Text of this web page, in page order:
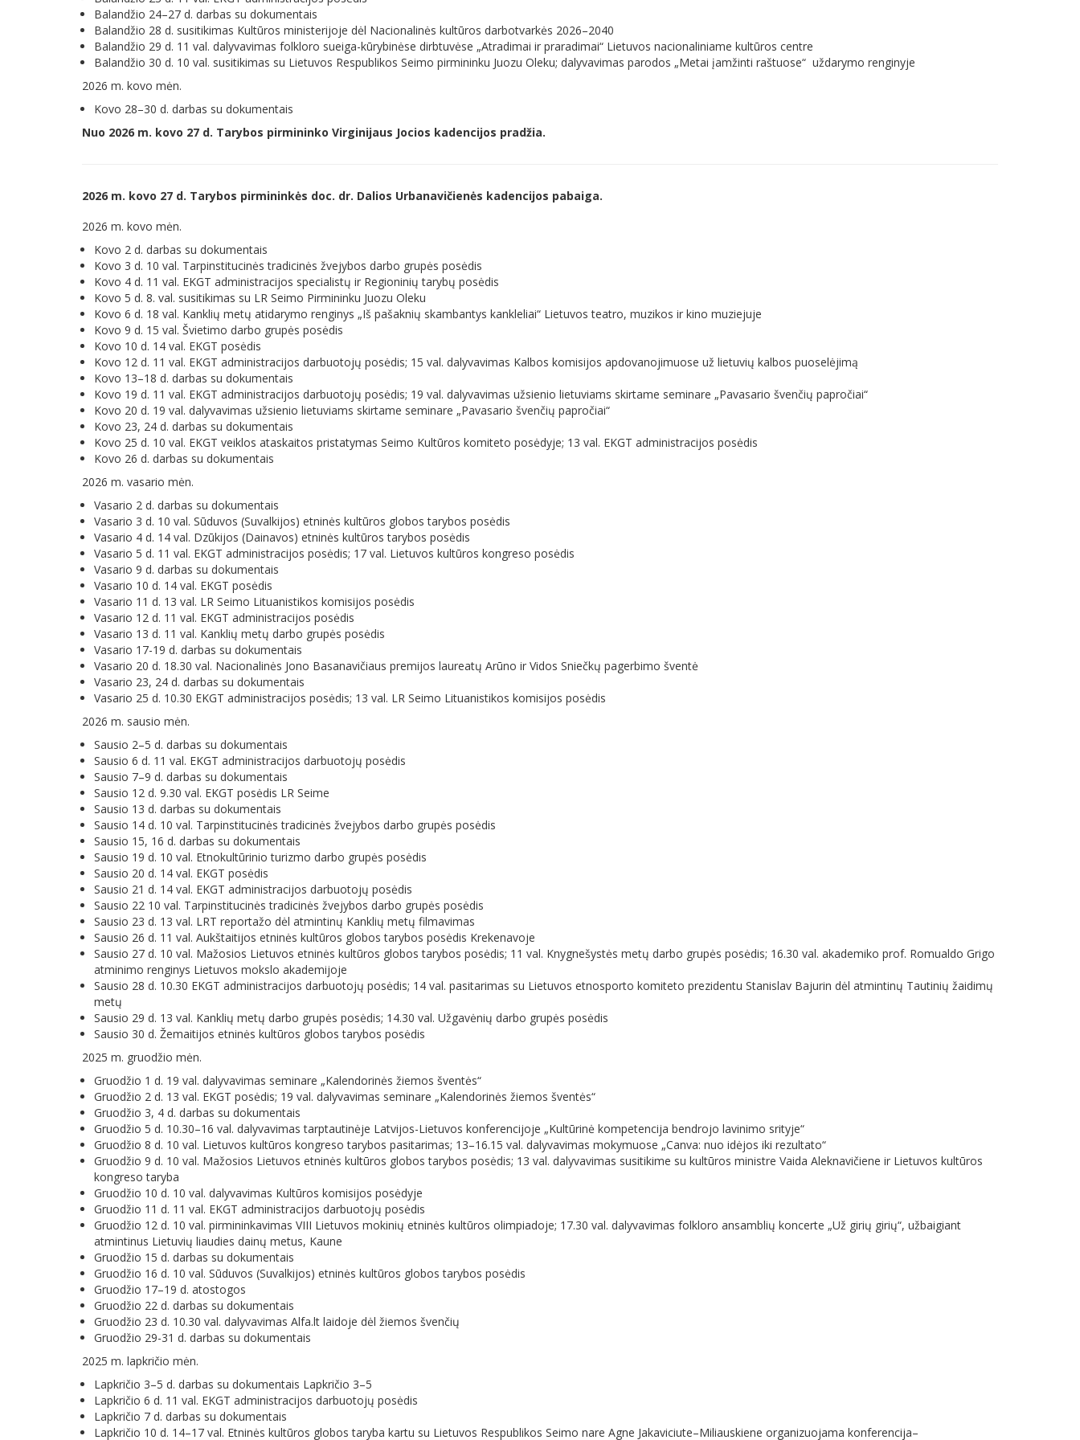
Balandžio 24–27 d. darbas su dokumentais
Balandžio 28 d. susitikimas Kultūros ministerijoje dėl Nacionalinės kultūros darbotvarkės 2026–2040
Balandžio 29 d. 11 val. dalyvavimas folkloro sueiga-kūrybinėse dirbtuvėse „Atradimai ir praradimai“ Lietuvos nacionaliniame kultūros centre
Balandžio 30 d. 10 val. susitikimas su Lietuvos Respublikos Seimo pirmininku Juozu Oleku; dalyvavimas parodos „Metai įamžinti raštuose“ uždarymo renginyje
2026 m. kovo mėn.
Kovo 28–30 d. darbas su dokumentais
Nuo 2026 m. kovo 27 d. Tarybos pirmininko Virginijaus Jocios kadencijos pradžia.
2026 m. kovo 27 d. Tarybos pirmininkės doc. dr. Dalios Urbanavičienės kadencijos pabaiga.
2026 m. kovo mėn.
Kovo 2 d. darbas su dokumentais
Kovo 3 d. 10 val. Tarpinstitucinės tradicinės žvejybos darbo grupės posėdis
Kovo 4 d. 11 val. EKGT administracijos specialistų ir Regioninių tarybų posėdis
Kovo 5 d. 8. val. susitikimas su LR Seimo Pirmininku Juozu Oleku
Kovo 6 d. 18 val. Kanklių metų atidarymo renginys „Iš pašaknių skambantys kankleliai“ Lietuvos teatro, muzikos ir kino muziejuje
Kovo 9 d. 15 val. Švietimo darbo grupės posėdis
Kovo 10 d. 14 val. EKGT posėdis
Kovo 12 d. 11 val. EKGT administracijos darbuotojų posėdis; 15 val. dalyvavimas Kalbos komisijos apdovanojimuose už lietuvių kalbos puoselėjimą
Kovo 13–18 d. darbas su dokumentais
Kovo 19 d. 11 val. EKGT administracijos darbuotojų posėdis; 19 val. dalyvavimas užsienio lietuviams skirtame seminare „Pavasario švenčių papročiai“
Kovo 20 d. 19 val. dalyvavimas užsienio lietuviams skirtame seminare „Pavasario švenčių papročiai“
Kovo 23, 24 d. darbas su dokumentais
Kovo 25 d. 10 val. EKGT veiklos ataskaitos pristatymas Seimo Kultūros komiteto posėdyje; 13 val. EKGT administracijos posėdis
Kovo 26 d. darbas su dokumentais
2026 m. vasario mėn.
Vasario 2 d. darbas su dokumentais
Vasario 3 d. 10 val. Sūduvos (Suvalkijos) etninės kultūros globos tarybos posėdis
Vasario 4 d. 14 val. Dzūkijos (Dainavos) etninės kultūros tarybos posėdis
Vasario 5 d. 11 val. EKGT administracijos posėdis; 17 val. Lietuvos kultūros kongreso posėdis
Vasario 9 d. darbas su dokumentais
Vasario 10 d. 14 val. EKGT posėdis
Vasario 11 d. 13 val. LR Seimo Lituanistikos komisijos posėdis
Vasario 12 d. 11 val. EKGT administracijos posėdis
Vasario 13 d. 11 val. Kanklių metų darbo grupės posėdis
Vasario 17-19 d. darbas su dokumentais
Vasario 20 d. 18.30 val. Nacionalinės Jono Basanavičiaus premijos laureatų Arūno ir Vidos Sniečkų pagerbimo šventė
Vasario 23, 24 d. darbas su dokumentais
Vasario 25 d. 10.30 EKGT administracijos posėdis; 13 val. LR Seimo Lituanistikos komisijos posėdis
2026 m. sausio mėn.
Sausio 2–5 d. darbas su dokumentais
Sausio 6 d. 11 val. EKGT administracijos darbuotojų posėdis
Sausio 7–9 d. darbas su dokumentais
Sausio 12 d. 9.30 val. EKGT posėdis LR Seime
Sausio 13 d. darbas su dokumentais
Sausio 14 d. 10 val. Tarpinstitucinės tradicinės žvejybos darbo grupės posėdis
Sausio 15, 16 d. darbas su dokumentais
Sausio 19 d. 10 val. Etnokultūrinio turizmo darbo grupės posėdis
Sausio 20 d. 14 val. EKGT posėdis
Sausio 21 d. 14 val. EKGT administracijos darbuotojų posėdis
Sausio 22 10 val. Tarpinstitucinės tradicinės žvejybos darbo grupės posėdis
Sausio 23 d. 13 val. LRT reportažo dėl atmintinų Kanklių metų filmavimas
Sausio 26 d. 11 val. Aukštaitijos etninės kultūros globos tarybos posėdis Krekenavoje
Sausio 27 d. 10 val. Mažosios Lietuvos etninės kultūros globos tarybos posėdis; 11 val. Knygnešystės metų darbo grupės posėdis; 16.30 val. akademiko prof. Romualdo Grigo
atminimo renginys Lietuvos mokslo akademijoje
Sausio 28 d. 10.30 EKGT administracijos darbuotojų posėdis; 14 val. pasitarimas su Lietuvos etnosporto komiteto prezidentu Stanislav Bajurin dėl atmintinų Tautinių žaidimų
metų
Sausio 29 d. 13 val. Kanklių metų darbo grupės posėdis; 14.30 val. Užgavėnių darbo grupės posėdis
Sausio 30 d. Žemaitijos etninės kultūros globos tarybos posėdis
2025 m. gruodžio mėn.
Gruodžio 1 d. 19 val. dalyvavimas seminare „Kalendorinės žiemos šventės“
Gruodžio 2 d. 13 val. EKGT posėdis; 19 val. dalyvavimas seminare „Kalendorinės žiemos šventės“
Gruodžio 3, 4 d. darbas su dokumentais
Gruodžio 5 d. 10.30–16 val. dalyvavimas tarptautinėje Latvijos-Lietuvos konferencijoje „Kultūrinė kompetencija bendrojo lavinimo srityje“
Gruodžio 8 d. 10 val. Lietuvos kultūros kongreso tarybos pasitarimas; 13–16.15 val. dalyvavimas mokymuose „Canva: nuo idėjos iki rezultato“
Gruodžio 9 d. 10 val. Mažosios Lietuvos etninės kultūros globos tarybos posėdis; 13 val. dalyvavimas susitikime su kultūros ministre Vaida Aleknavičiene ir Lietuvos kultūros
kongreso taryba
Gruodžio 10 d. 10 val. dalyvavimas Kultūros komisijos posėdyje
Gruodžio 11 d. 11 val. EKGT administracijos darbuotojų posėdis
Gruodžio 12 d. 10 val. pirmininkavimas VIII Lietuvos mokinių etninės kultūros olimpiadoje; 17.30 val. dalyvavimas folkloro ansamblių koncerte „Už girių girių“, užbaigiant
atmintinus Lietuvių liaudies dainų metus, Kaune
Gruodžio 15 d. darbas su dokumentais
Gruodžio 16 d. 10 val. Sūduvos (Suvalkijos) etninės kultūros globos tarybos posėdis
Gruodžio 17–19 d. atostogos
Gruodžio 22 d. darbas su dokumentais
Gruodžio 23 d. 10.30 val. dalyvavimas Alfa.lt laidoje dėl žiemos švenčių
Gruodžio 29-31 d. darbas su dokumentais
2025 m. lapkričio mėn.
Lapkričio 3–5 d. darbas su dokumentais Lapkričio 3–5
Lapkričio 6 d. 11 val. EKGT administracijos darbuotojų posėdis
Lapkričio 7 d. darbas su dokumentais
Lapkričio 10 d. 14–17 val. Etninės kultūros globos taryba kartu su Lietuvos Respublikos Seimo nare Agne Jakaviciute–Miliauskiene organizuojama konferencija–